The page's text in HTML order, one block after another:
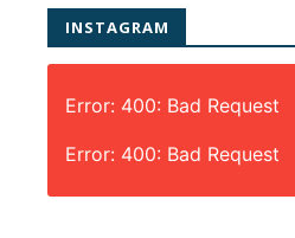
INSTAGRAM
Error: 400: Bad Request
Error: 400: Bad Request